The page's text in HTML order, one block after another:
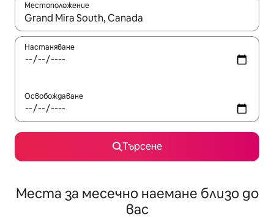
Местоположение
Когато резултатите се покажат, използвайте
Настаняване
Освобождаване
Търсене
Места за месечно наемане близо до
вас